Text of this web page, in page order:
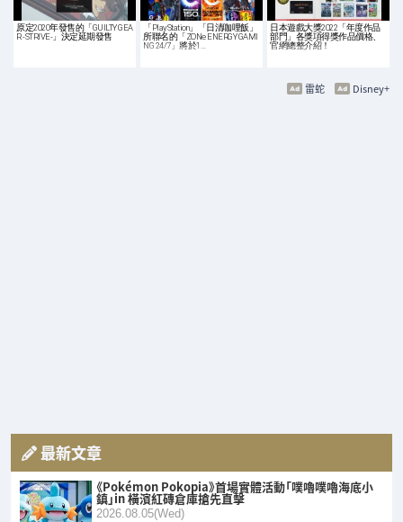
原定2020年發售的「GUILTY GEA
R -STRIVE-」決定延期發售
「PlayStation」「日清咖哩飯」
所聯名的「ZONe ENERGY GAMI
NG 24/7」將於1…
日本遊戲大獎2022「年度作品
部門」各獎項得獎作品價格、
官網總整介紹！
Disney+
雷蛇
最新文章
《Pokémon Pokopia》首場實體活動「噗嚕噗嚕海底小
鎮」in 橫濱紅磚倉庫搶先直擊
2026.08.05(Wed)